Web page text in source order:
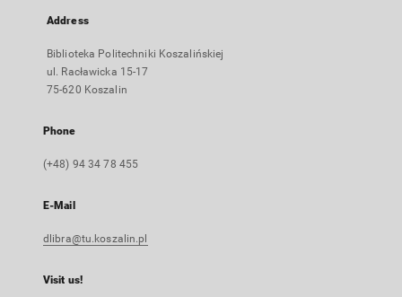
Address
Biblioteka Politechniki Koszalińskiej
ul. Racławicka 15-17
75-620 Koszalin
Phone
(+48) 94 34 78 455
E-Mail
dlibra@tu.koszalin.pl
Visit us!